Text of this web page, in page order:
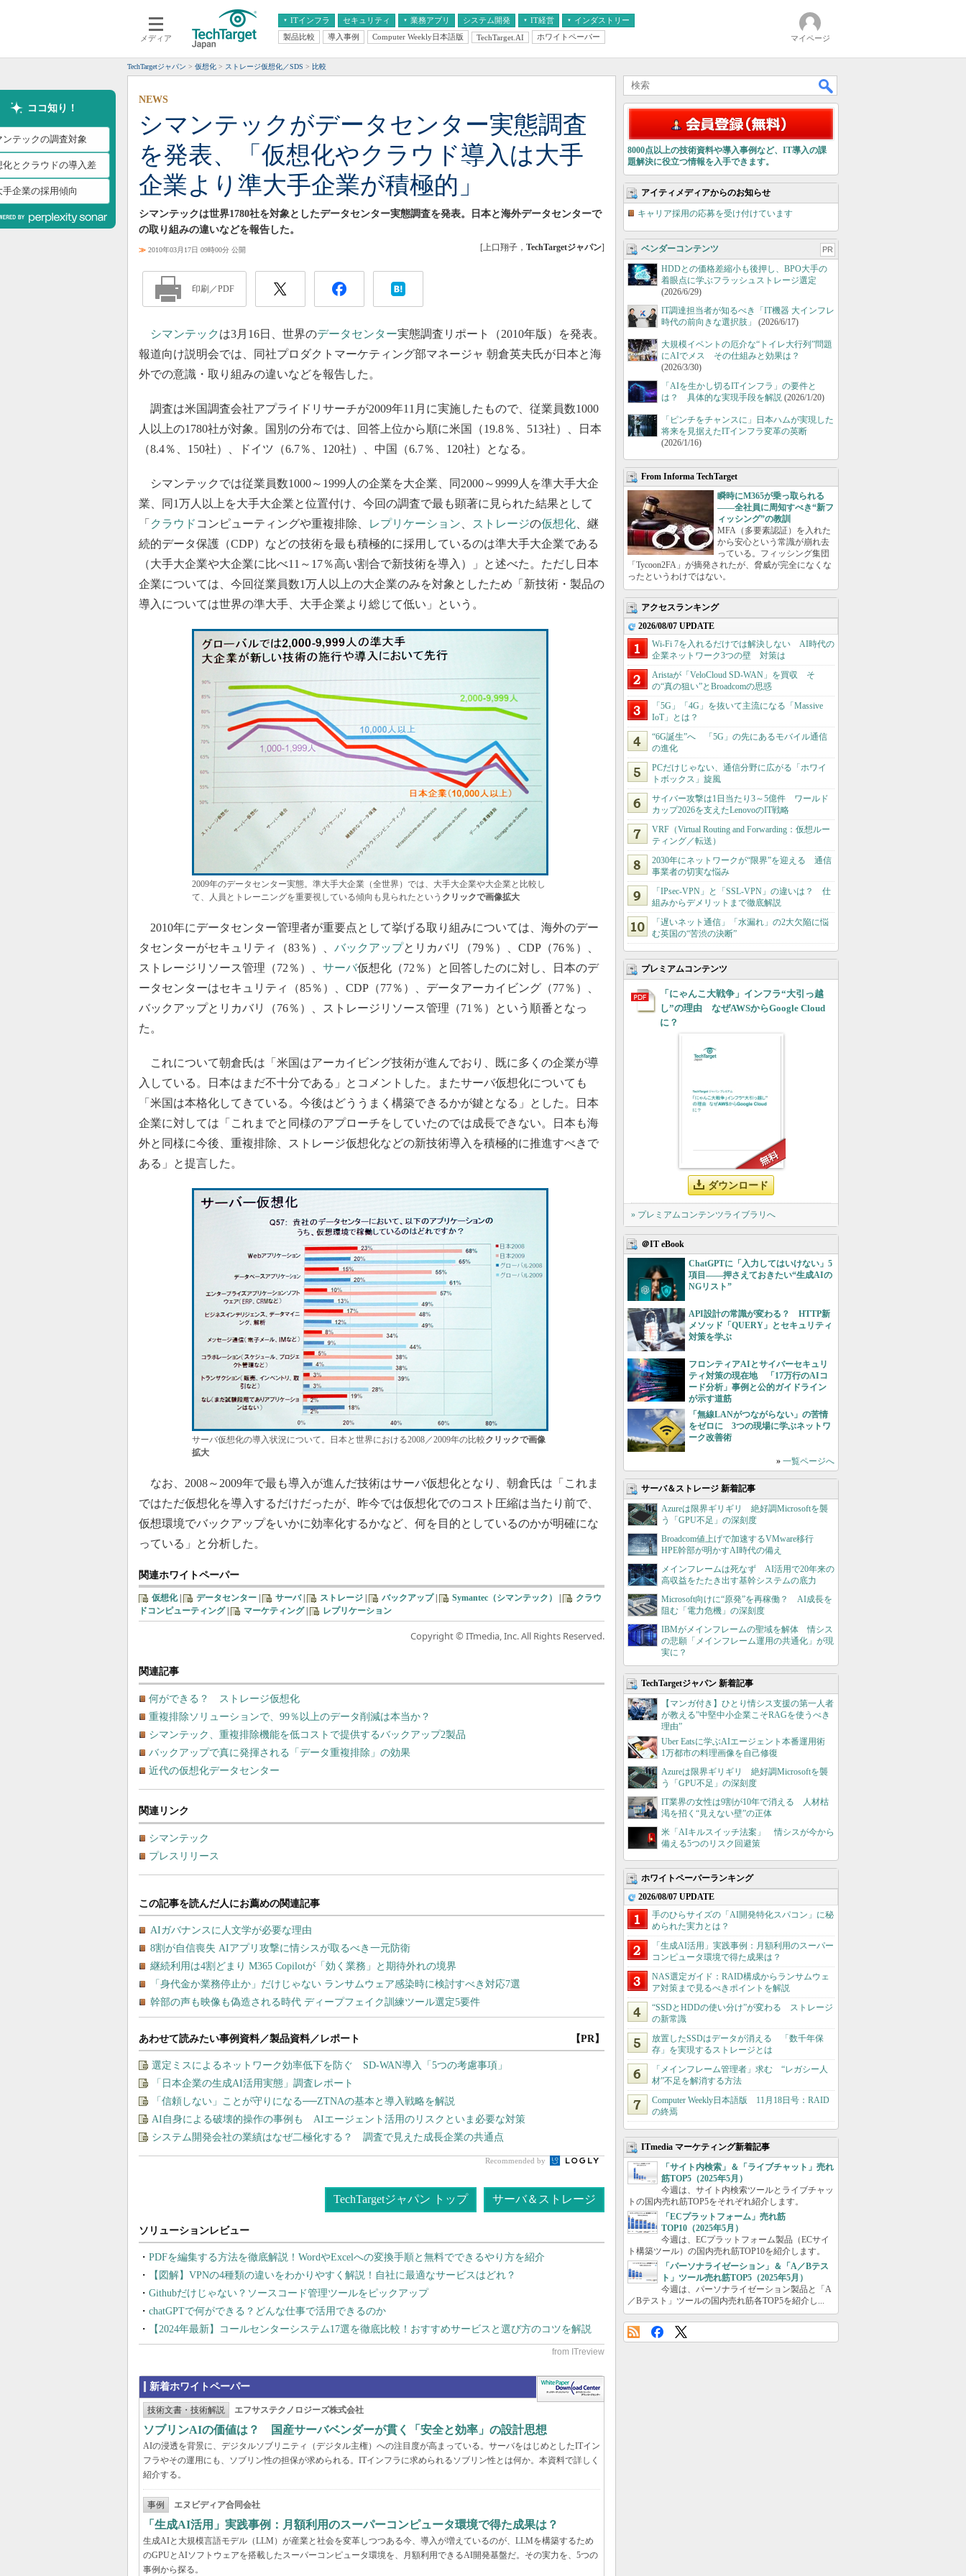
メディア
ITインフラ
クラウド
スマートモバイル
ネットワーク
システム運用管理
セキュリティ 業務アプリ
エンタープライズAI
ERP
情報系システム
システム開発 IT経営
経営とIT
インダストリー
医療IT
製品比較 導入事例 Computer Weekly日本語版 TechTarget.AI ホワイトペーパー マイページ
TechTargetジャパン 仮想化 ストレージ仮想化／SDS 比較
ココ知り！
ンテックの調査対象
化とクラウドの導入差
手企業の採用傾向
シマンテックがデータセンター実態調査
を発表、「仮想化やクラウド導入は大手
企業より準大手企業が積極的」
NEWS
シマンテックは世界1780社を対象としたデータセンター実態調査を発表。日本と海外データセンターで
の取り組みの違いなどを報告した。
≫ 2010年03月17日 09時00分 公開 [上口翔子， TechTargetジャパン]
印刷／PDF
シマンテック は3月16日、世界のデータセンター実態調査リポート（2010年版）を発表。
報道向け説明会では、同社プロダクトマーケティング部マネージャ 朝倉英夫氏が日本と海
外での意識・取り組みの違いなどを報告した。
調査は米国調査会社アプライドリサーチが2009年11月に実施したもので、従業員数1000
人以上の1780社が対象。国別の分布では、回答上位から順に米国（19.8％、513社）、日本
（8.4％、150社）、ドイツ（6.7％、120社）、中国（6.7％、120社）となる。
シマンテックでは従業員数1000～1999人の企業を大企業、同2000～9999人を準大手大企
業、同1万人以上を大手大企業と位置付け、今回の調査で最も顕著に見られた結果として
「 クラウド コンピューティングや重複排除、 レプリケーション ストレージの仮想化 、継
続的データ保護（CDP）などの技術を最も積極的に採用しているのは準大手大企業である
（大手大企業や大企業に比べ11～17％高い割合で新技術を導入）」と述べた。ただし日本
企業については、今回従業員数1万人以上の大企業のみを対象としたため「新技術・製品の
導入については世界の準大手、大手企業より総じて低い」という。
2009年のデータセンター実態。準大手大企業（全世界）では、大手大企業や大企業と比較し
て、人員とトレーニングを重要視している傾向も見られたという クリックで画像拡大
2010年にデータセンター管理者が重要点として挙げる取り組みについては、海外のデー
タセンターがセキュリティ（83％）、 バックアップとリカバリ（79％）、CDP（76％）、
ストレージリソース管理（72％）、 サーバ仮想化（72％）と回答したのに対し、日本のデ
ータセンターはセキュリティ（85％）、CDP（77％）、データアーカイビング（77％）、
バックアップとリカバリ（76％）、ストレージリソース管理（71％）という順番となっ
た。
これについて朝倉氏は「米国はアーカイビング技術が進んでおり、既に多くの企業が導
入している。日本はまだ不十分である」とコメントした。またサーバ仮想化についても
「米国は本格化してきている。今後はどううまく構築できるかが鍵となる」とした。日本
企業に対しては「これまでと同様のアプローチをしていたのでは成長できない。日本も海
外と同様に今後、重複排除、ストレージ仮想化などの新技術導入を積極的に推進すべきで
ある」と提言した。
サーバ仮想化の導入状況について。日本と世界における2008／2009年の比較クリックで画像
拡大
なお、2008～2009年で最も導入が進んだ技術はサーバ仮想化となり、朝倉氏は「これま
ではただ仮想化を導入するだけだったが、昨今では仮想化でのコスト圧縮は当たり前で、
仮想環境でバックアップをいかに効率化するかなど、何を目的としているのかが明確にな
っている」と分析した。
関連ホワイトペーパー
仮想化| データセンター サーバ| ストレージ バックアップ| Symantec（シマンテック）
クラウ
ドコンピューティング| マーケティング| レプリケーション
Copyright © ITmedia, Inc. All Rights Reserved.
関連記事
何ができる？ ストレージ仮想化
重複排除ソリューションで、99％以上のデータ削減は本当か？
シマンテック、重複排除機能を低コストで提供するバックアップ2製品
バックアップで真に発揮される「データ重複排除」の効果
近代の仮想化データセンター
関連リンク
シマンテック
プレスリリース
あわせて読みたい事例資料／製品資料／レポート 【PR】
選定ミスによるネットワーク効率低下を防ぐ SD-WAN導入「5つの考慮事項」
「日本企業の生成AI活用実態」調査レポート
「信頼しない」ことが守りになる──ZTNAの基本と導入戦略を解説
AI自身による破壊的操作の事例も AIエージェント活用のリスクといま必要な対策
システム開発会社の業績はなぜ二極化する？ 調査で見えた成長企業の共通点
Recommended by
TechTargetジャパン トップ サーバ＆ストレージ
PDFを編集する方法を徹底解説！WordやExcelへの変換手順と無料でできるやり方を紹介
【図解】VPNの4種類の違いをわかりやすく解説！自社に最適なサービスはどれ？
Githubだけじゃない？ソースコード管理ツールをピックアップ
chatGPTで何ができる？どんな仕事で活用できるのか
【2024年最新】コールセンターシステム17選を徹底比較！おすすめサービスと選び方のコツを解説
新着ホワイトペーパー
技術文書・技術解説 エフサステクノロジーズ株式会社
ソブリンAIの価値は？ 国産サーバベンダーが貫く「安全と効率」の設計思想
AIの浸透を背景に、デジタルソブリニティ（デジタル主権）への注目度が高まっている。サーバをはじめとしたITイン
フラやその運用にも、ソブリン性の担保が求められる。ITインフラに求められるソブリン性とは何か。本資料で詳しく
紹介する。
事例 エヌビディア合同会社
「生成AI活用」実践事例：月額利用のスーパーコンピュータ環境で得た成果は？
生成AIと大規模言語モデル（LLM）が産業と社会を変革しつつある今、導入が増えているのが、LLMを構築するため
のGPUとAIソフトウェアを搭載したスーパーコンピュータ環境を、月額利用できるAI開発基盤だ。その実力を、5つの
事例から探る。
8000点以上の技術資料や導入事例など、IT導入の課
題解決に役立つ情報を入手できます。
アイティメディアからのお知らせ
キャリア採用の応募を受け付けています
ベンダーコンテンツ PR
HDDとの価格差縮小も後押し、BPO大手の
着眼点に学ぶフラッシュストレージ選定
(2026/6/29)
IT調達担当者が知るべき「IT機器 大インフレ
時代の前向きな選択肢」
(2026/6/17)
大規模イベントの厄介な“トイレ大行列”問題
にAIでメス その仕組みと効果は？
(2026/3/30)
「AIを生かし切るITインフラ」の要件と
は？ 具体的な実現手段を解説 (2026/1/20)
「ピンチをチャンスに」日本ハムが実現した
将来を見据えたITインフラ変革の英断
(2026/1/16)
From Informa TechTarget
瞬時にM365が乗っ取られる
――全社員に周知すべき“新フ
ィッシング”の教訓
MFA（多要素認証）を入れた
から安心という常識が崩れ去
っている。フィッシング集団
「Tycoon2FA」が摘発されたが、脅威が完全になくな
ったというわけではない。
アクセスランキング
2026/08/07 UPDATE
Wi-Fi 7を入れるだけでは解決しない AI時代の
企業ネットワーク3つの壁 対策は
Aristaが「VeloCloud SD-WAN」を買収 そ
の“真の狙い”とBroadcomの思惑
「5G」「4G」を抜いて主流になる「Massive
IoT」とは？
“6G誕生”へ 「5G」の先にあるモバイル通信
の進化
PCだけじゃない、通信分野に広がる「ホワイ
トボックス」旋風
サイバー攻撃は1日当たり3～5億件 ワールド
カップ2026を支えたLenovoのIT戦略
VRF（Virtual Routing and Forwarding：仮想ルー
ティング／転送）
2030年にネットワークが“限界”を迎える 通信
事業者の切実な悩み
「IPsec-VPN」と「SSL-VPN」の違いは？ 仕
組みからデメリットまで徹底解説
「遅いネット通信」「水漏れ」の2大欠陥に悩
む英国の“苦渋の決断”
プレミアムコンテンツ
「にゃんこ大戦争」インフラ“大引っ越
し”の理由 なぜAWSからGoogle Cloud
に？
ダウンロード
» プレミアムコンテンツライブラリへ
＠IT eBook
ChatGPTに「入力してはいけない」5
項目――押さえておきたい“生成AIの
NGリスト”
API設計の常識が変わる？ HTTP新
メソッド「QUERY」とセキュリティ
対策を学ぶ
フロンティアAIとサイバーセキュリ
ティ対策の現在地 「17万行のAIコ
ード分析」事例と公的ガイドライン
が示す道筋
「無線LANがつながらない」の苦情
をゼロに 3つの現場に学ぶネットワ
ーク改善術
» 一覧ページへ
サーバ＆ストレージ 新着記事
Azureは限界ギリギリ 絶好調Microsoftを襲
う「GPU不足」の深刻度
Broadcom値上げで加速するVMware移行
HPE幹部が明かすAI時代の備え
メインフレームは死なず AI活用で20年来の
高収益をたたき出す基幹システムの底力
Microsoft向けに“原発”を再稼働？ AI成長を
阻む「電力危機」の深刻度
IBMがメインフレームの聖域を解体 情シス
の悲願「メインフレーム運用の共通化」が現
実に？
TechTargetジャパン 新着記事
【マンガ付き】ひとり情シス支援の第一人者
が教える”中堅中小企業こそRAGを使うべき
理由”
Uber Eatsに学ぶAIエージェント本番運用術
1万都市の料理画像を自己修復
Azureは限界ギリギリ 絶好調Microsoftを襲
う「GPU不足」の深刻度
IT業界の女性は9割が10年で消える 人材枯
渇を招く“見えない壁”の正体
米「AIキルスイッチ法案」 情シスが今から
備える5つのリスク回避策
ホワイトペーパーランキング
2026/08/07 UPDATE
手のひらサイズの「AI開発特化スパコン」に秘
められた実力とは？
「生成AI活用」実践事例：月額利用のスーパー
コンピュータ環境で得た成果は？
NAS選定ガイド：RAID構成からランサムウェ
ア対策まで見るべきポイントを解説
“SSDとHDDの使い分け”が変わる ストレージ
の新常識
放置したSSDはデータが消える 「数千年保
存」を実現するストレージとは
「メインフレーム管理者」求む “レガシー人
材”不足を解消する方法
Computer Weekly日本語版 11月18日号：RAID
の終焉
ITmedia マーケティング新着記事
「サイト内検索」＆「ライブチャット」売れ
筋TOP5（2025年5月）
今週は、サイト内検索ツールとライブチャッ
トの国内売れ筋TOP5をそれぞれ紹介します。
「ECプラットフォーム」売れ筋
TOP10（2025年5月）
今週は、ECプラットフォーム製品（ECサイ
ト構築ツール）の国内売れ筋TOP10を紹介します。
「パーソナライゼーション」＆「A／Bテス
ト」ツール売れ筋TOP5（2025年5月）
今週は、パーソナライゼーション製品と「A
／Bテスト」ツールの国内売れ筋各TOP5を紹介し...